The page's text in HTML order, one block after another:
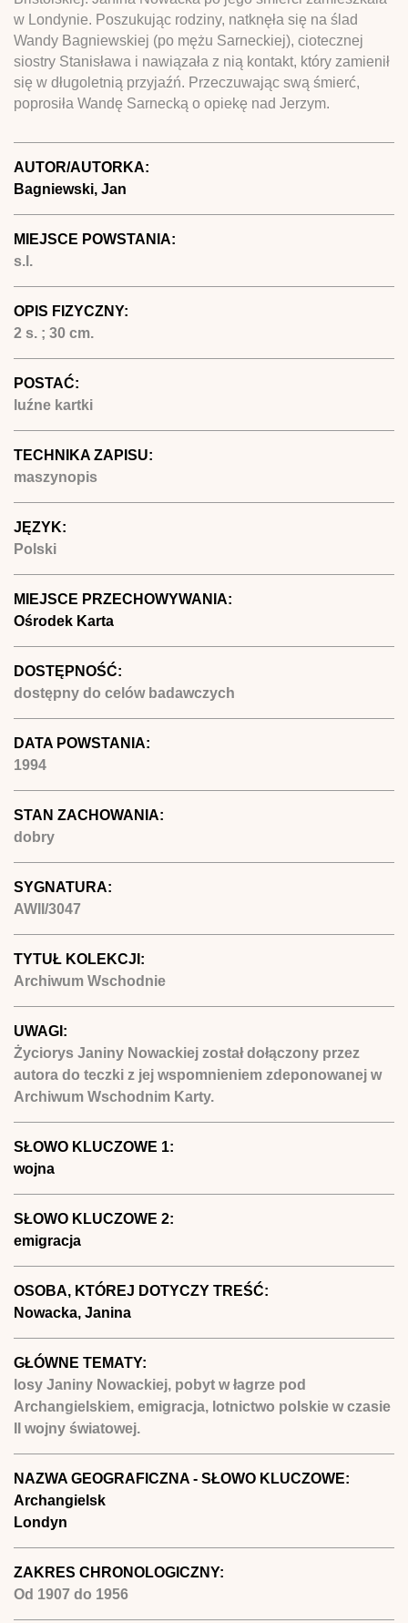
w Londynie. Poszukując rodziny, natknęła się na ślad
Wandy Bagniewskiej (po mężu Sarneckiej), ciotecznej
siostry Stanisława i nawiązała z nią kontakt, który zamienił
się w długoletnią przyjaźń. Przeczuwając swą śmierć,
poprosiła Wandę Sarnecką o opiekę nad Jerzym.
AUTOR/AUTORKA:
Bagniewski, Jan
MIEJSCE POWSTANIA:
s.l.
OPIS FIZYCZNY:
2 s. ; 30 cm.
POSTAĆ:
luźne kartki
TECHNIKA ZAPISU:
maszynopis
JĘZYK:
Polski
MIEJSCE PRZECHOWYWANIA:
Ośrodek Karta
DOSTĘPNOŚĆ:
dostępny do celów badawczych
DATA POWSTANIA:
1994
STAN ZACHOWANIA:
dobry
SYGNATURA:
AWII/3047
TYTUŁ KOLEKCJI:
Archiwum Wschodnie
UWAGI:
Życiorys Janiny Nowackiej został dołączony przez
autora do teczki z jej wspomnieniem zdeponowanej w
Archiwum Wschodnim Karty.
SŁOWO KLUCZOWE 1:
wojna
SŁOWO KLUCZOWE 2:
emigracja
OSOBA, KTÓREJ DOTYCZY TREŚĆ:
Nowacka, Janina
GŁÓWNE TEMATY:
losy Janiny Nowackiej, pobyt w łagrze pod
Archangielskiem, emigracja, lotnictwo polskie w czasie
II wojny światowej.
NAZWA GEOGRAFICZNA - SŁOWO KLUCZOWE:
Archangielsk
Londyn
ZAKRES CHRONOLOGICZNY:
Od 1907 do 1956